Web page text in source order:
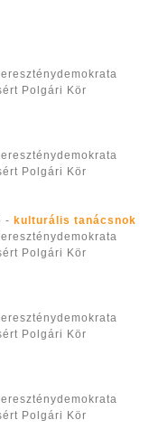
Polgári Kör
Polgári Kör
-kulturális tanácsnok
Polgári Kör
Polgári Kör
Polgári Kör